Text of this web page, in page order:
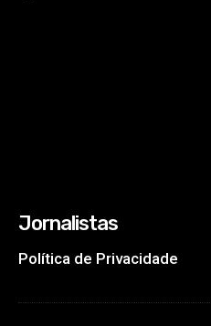
Jornalistas
Política de Privacidade